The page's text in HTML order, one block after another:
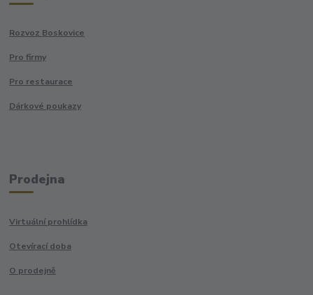
Rozvoz Boskovice
Pro firmy
Pro restaurace
Dárkové poukazy
Prodejna
Virtuální prohlídka
Otevírací doba
O prodejně